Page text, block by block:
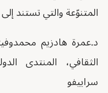
المتنوّعة والتي تستند
د.عمرة هادزيم
الثقافي، المنتدى
سراييفو